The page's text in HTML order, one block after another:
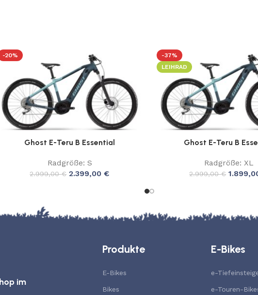
-20%
Ghost E-Teru B Essential
Radgröße: S
2.999,00€ 2.399,00€
-37%
LEIHRAD
Ghost E-Teru B
Radgröße: XL
2.999,00€
im
Produkte
E-Bikes
Bikes
E-Bikes
e-
e-Touren-